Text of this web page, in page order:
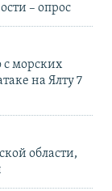
– опрос
морских
на Ялту 7
области,